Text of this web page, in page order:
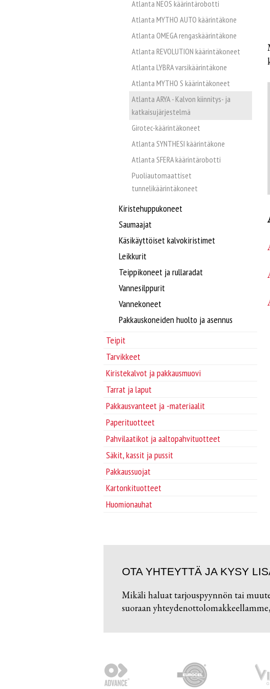
Atlanta NEOS käärintärobotti
Atlanta MYTHO AUTO käärintäkone
Atlanta OMEGA rengaskäärintäkone
Atlanta REVOLUTION käärintäkoneet
Atlanta LYBRA varsikäärintäkone
Atlanta MYTHO S käärintäkoneet
Atlanta ARYA - Kalvon kiinnitys- ja
katkaisujärjestelmä
Girotec-käärintäkoneet
Atlanta SYNTHESI käärintäkone
Atlanta SFERA käärintärobotti
Puoliautomaattiset
tunnelikäärintäkoneet
Kiristehuppukoneet
Saumaajat
Käsikäyttöiset kalvokiristimet
Leikkurit
Teippikoneet ja rullaradat
Vannesilppurit
Vannekoneet
Pakkauskoneiden huolto ja asennus
Teipit
Tarvikkeet
Kiristekalvot ja pakkausmuovi
Tarrat ja laput
Pakkausvanteet ja -materiaalit
Paperituotteet
Pahvilaatikot ja aaltopahvituotteet
Säkit, kassit ja pussit
Pakkaussuojat
Kartonkituotteet
Huomionauhat
OTA YHTEYTTÄ JA KYSY
Mikäli haluat tarjouspyynnön tai
suoraan